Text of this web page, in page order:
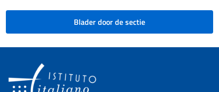
Blader door de sectie